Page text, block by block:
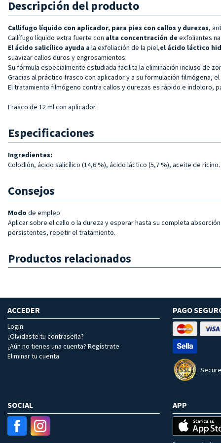
Descripción del producto
Callifugo líquido con aplicador, para pies con callos y durezas,
Callífugo líquido extra fuerte con alta concentración de exfoliantes
El ácido salicílico ayuda a la exfoliación de la piel,el ácido láctico
suavizar callos duros y engrosamientos.
Su fórmula especialmente estudiada facilita la eliminación incluso de
Gracias al práctico frasco con aplicador y a su formulación filmógena,
El tratamiento filmógeno contra callos y durezas es rápido e indoloro,
Frasco de 12 ml con aplicador.
Especificaciones
Ingredientes:
Colodión, ácido salicílico (14,6 %), ácido láctico (5,7 %), aceite de ricino.
Consejos
Modo de empleo
Aplicar sobre el callo o la dureza y esperar hasta su completa
persistentes, repetir el tratamiento.
Productos relacionados
ACCEDER
Login
¿Olvidaste tu contraseña?
¿Aún no tienes una cuenta? Regístrate
Eliminar tu cuenta
PAGO
SOCIAL APP